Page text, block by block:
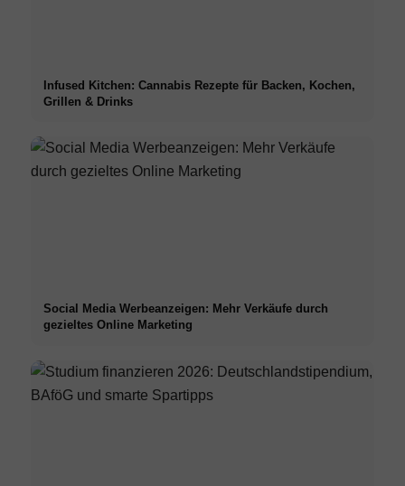
Infused Kitchen: Cannabis Rezepte für Backen, Kochen,
Grillen & Drinks
Social Media Werbeanzeigen: Mehr Verkäufe durch
gezieltes Online Marketing